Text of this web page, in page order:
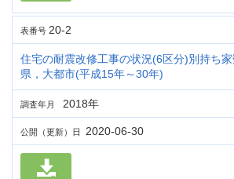
表番号 20-2
住宅の耐震改修工事の状況(6区分)別持ち
県，大都市(平成15年～30年)
調査年月 2018年
公開（更新）日 2020-06-30